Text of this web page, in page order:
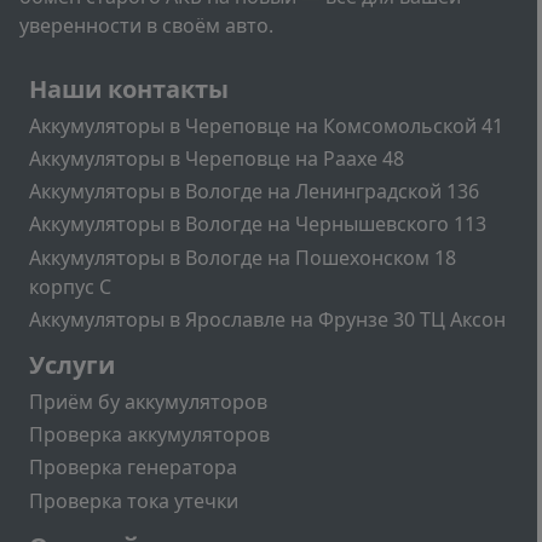
уверенности в своём авто.
Наши контакты
Аккумуляторы в Череповце на Комсомольской 41
Аккумуляторы в Череповце на Раахе 48
Аккумуляторы в Вологде на Ленинградской 136
Аккумуляторы в Вологде на Чернышевского 113
Аккумуляторы в Вологде на Пошехонском 18
корпус C
Аккумуляторы в Ярославле на Фрунзе 30 ТЦ Аксон
Услуги
Приём бу аккумуляторов
Проверка аккумуляторов
Проверка генератора
Проверка тока утечки
Меню учётной записи пользователя